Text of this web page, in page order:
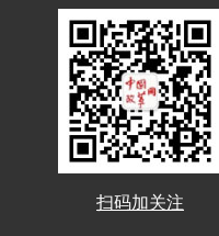
扫码加关注